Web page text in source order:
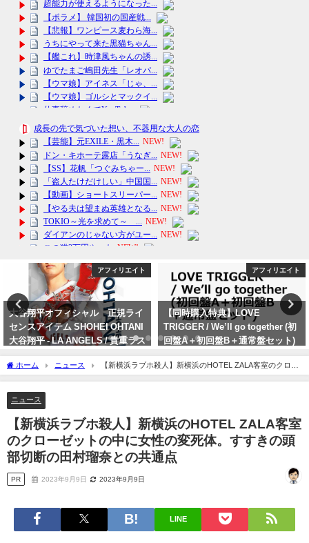
アフィリエイト
大谷翔平オフィシャル 正規ライ
センスアイテム SHOHEI OHTANI
大谷翔平 - LA ANGELS / 貴重ラス
ト販売 公式 / オフィシャル
アフィリエイト
【同時購入特典】LOVE
TRIGGER / We’ll go together (初
回盤A＋初回盤B＋通常盤セット)
(Snow Manカレンダー 2024.4-
2025.3) [ Snow Man ] の魅力を紹
介します！
ホーム ニュース
【新横浜ラブホ殺人】新横浜のHOTEL ZALA客室のクロー
ゼットの中に女性の変死体。すすきの頭部切断の田村瑠奈との共通点
ニュース
【新横浜ラブホ殺人】新横浜のHOTEL ZALA客室
のクローゼットの中に女性の変死体。すすきの頭
部切断の田村瑠奈との共通点
PR 2023年9月9日 2023年9月9日
LINE